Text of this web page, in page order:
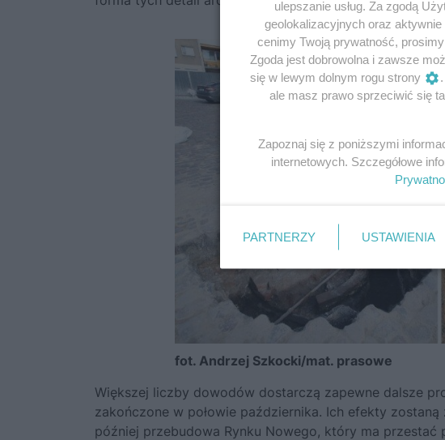
fot. Andrzej Szkocki/mat. prasowe
Większej liczby dowodów dostarczą zapewne dalsze
zakończone w połowie października. Ich efekty
później przebudowa Rynku Nowego, który ma przestać
ulepszanie usług. Za zgodą
geolokalizacyjnych oraz
cenimy Twoją prywatność,
Zgoda jest dobrowolna i zawsze
się w lewym dolnym rogu strony
ale masz prawo sprzeciwić się
Zapoznaj się z poniższymi
internetowych. Szczegółowe
PARTNERZY USTAWIENIA